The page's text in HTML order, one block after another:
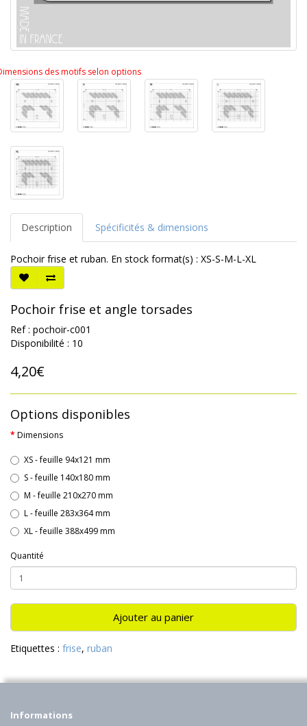
des motifs selon options
Description Spécificités & dimensions
Pochoir frise et ruban. En stock format(s) : XS-S-M-L-XL
Pochoir frise et angle torsades
Ref : pochoir-c001
Disponibilité : 10
4,20€
Options disponibles
Dimensions
XS - feuille 94x121 mm
S - feuille 140x180 mm
M - feuille 210x270 mm
L - feuille 283x364 mm
XL - feuille 388x499 mm
Quantité
Ajouter au panier
Etiquettes : frise, ruban
Informations